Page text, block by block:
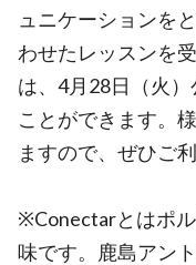
ュニケーションを
わせたレッスンを
は、4月28日（火
ことができます。
ますので、ぜひご
※Conectarとはポ
味です。鹿島アン